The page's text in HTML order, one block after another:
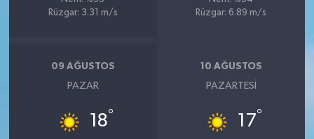
Rüzgar: 3.31 m/s
Rüzgar: 6.89 m/s
09 AĞUSTOS
PAZAR
18°
10 AĞUSTOS
PAZARTESI
17°